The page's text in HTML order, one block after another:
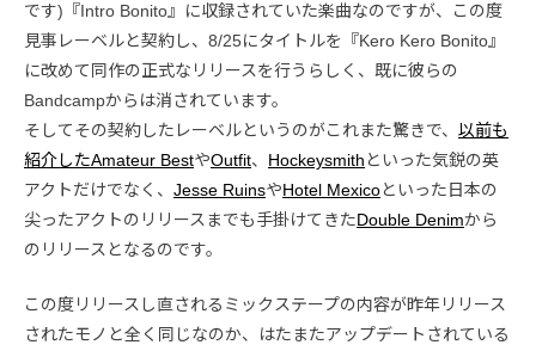
です)『Intro Bonito』に収録されていた楽曲なのですが、この度
見事レーベルと契約し、8/25にタイトルを『Kero Kero Bonito』
に改めて同作の正式なリリースを行うらしく、既に彼らの
Bandcampからは消されています。
そしてその契約したレーベルというのがこれまた驚きで、 以前も
紹介したAmateur BestやOutfit、 Hockeysmith といった気鋭の英
アクトだけでなく、 Jesse RuinsやHotel Mexicoといった日本の
尖ったアクトのリリースまでも手掛けてきたDouble Denimから
のリリースとなるのです。
この度リリースし直されるミックステープの内容が昨年リリース
されたモノと全く同じなのか、はたまたアップデートされている